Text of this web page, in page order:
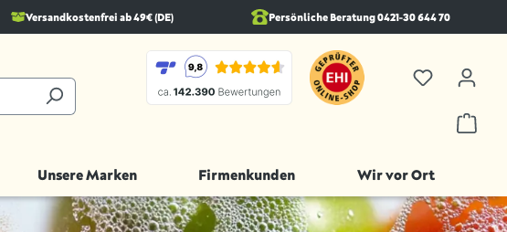
Versandkostenfrei ab 49€ (DE) Persönliche Beratung 0421-30 644 70
Unsere Marken Firmenkunden Wir vor Ort